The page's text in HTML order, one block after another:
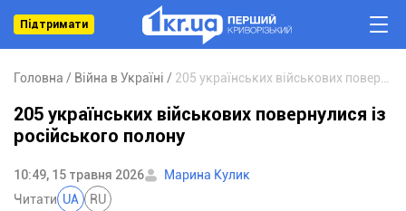
Підтримати
Головна Війна в Україні
205 українських військових повернулися із
російського полону
10:49, 15 травня 2026
Марина Кулик
Читати UA RU